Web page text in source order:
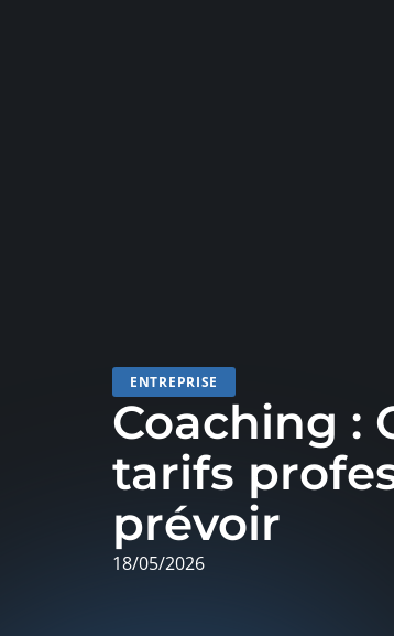
ENTREPRISE
Coaching :
tarifs
prévoir
18/05/2026